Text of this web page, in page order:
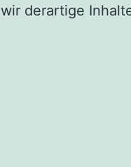
wir derartige